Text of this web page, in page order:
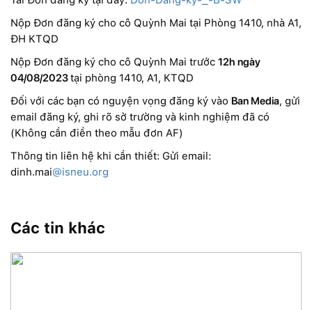
Nộp Đơn đăng ký cho cô Quỳnh Mai tại Phòng 1410, nhà A1,
ĐH KTQD
Nộp Đơn đăng ký cho cô Quỳnh Mai trước 12h ngày
04/08/2023tại phòng 1410, A1, KTQD
Đối với các bạn có nguyện vọng đăng ký vào Ban Media, gửi
email đăng ký, ghi rõ sở trường và kinh nghiệm đã có
(Không cần điền theo mẫu đơn AF)
Thông tin liên hệ khi cần thiết: Gửi email:
dinh.mai@isneu.org
Các tin khác